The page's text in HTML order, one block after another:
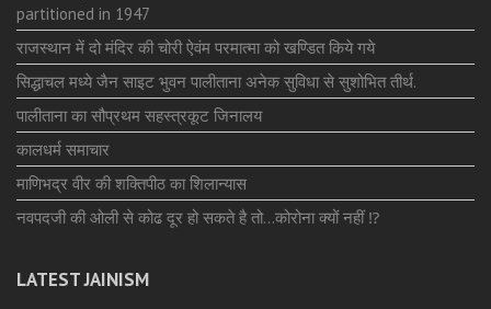
partitioned in 1947
राजस्थान में दो मंदिर की चोरी ऐवंम परमात्मा को खण्डित किये गये
सिद्धाचल मध्ये जैन साइट भुवन पालीताना अनेक सुविधा से सुशोभित तीर्थ.
पालीताना का सौप्रथम सहस्त्रकूट जिनालय
कालधर्म समाचार
माणिभद्र वीर की शक्तिपीठ का शिलान्यास
नवपदजी की ओली से कोढ दूर हो सकते है तो…कोरोना क्यों नहीं ⁉️
LATEST JAINISM